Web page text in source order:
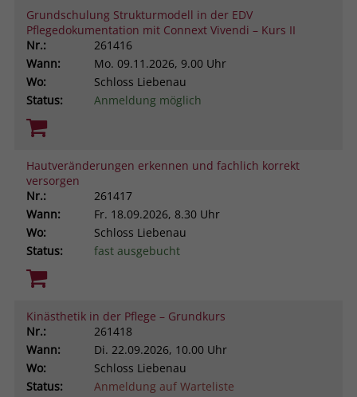
Grundschulung Strukturmodell in der EDV
Pflegedokumentation mit Connext Vivendi – Kurs II
Nr.:
261416
Wann:
Mo. 09.11.2026, 9.00 Uhr
Wo:
Schloss Liebenau
Status:
Anmeldung möglich
Hautveränderungen erkennen und fachlich korrekt
versorgen
Nr.:
261417
Wann:
Fr. 18.09.2026, 8.30 Uhr
Wo:
Schloss Liebenau
Status:
fast ausgebucht
Kinästhetik in der Pflege – Grundkurs
Nr.:
261418
Wann:
Di. 22.09.2026, 10.00 Uhr
Wo:
Schloss Liebenau
Status:
Anmeldung auf Warteliste